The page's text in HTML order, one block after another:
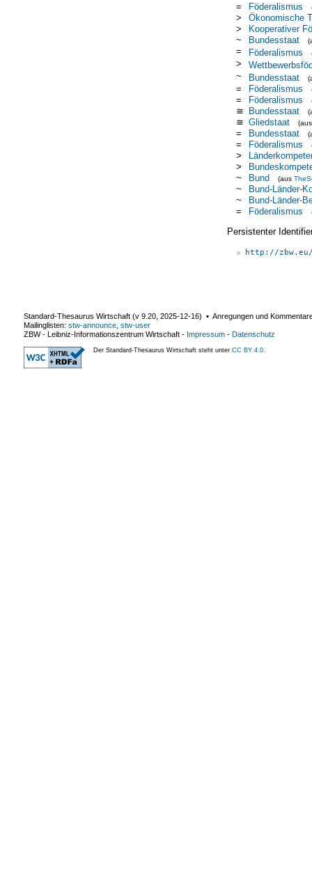
=
Föderalismus
>
Ökonomische
>
Kooperativer
~
Bundesstaat
= Föderalismus
>
~
Bundesstaat
= Föderalismus
= Föderalismus
≅ Bundesstaat
≅ Gliedstaat
= Bundesstaat
= Föderalismus
>
>
~
Bund (aus
~
Bund-Länder-
~
Bund-Länder-
=
Föderalismus
Persistenter
http://
Standard-Thesaurus Wirtschaft (v 9.20 2025-12-16) ▪ Anregungen und
Mailinglisten: stw-announce stw-user
ZBW - Leibniz-Informationszentrum Wirtschaft - Impressum - Datenschutz
Der Standard-Thesaurus Wirtschaft steht unter CC BY 4.0